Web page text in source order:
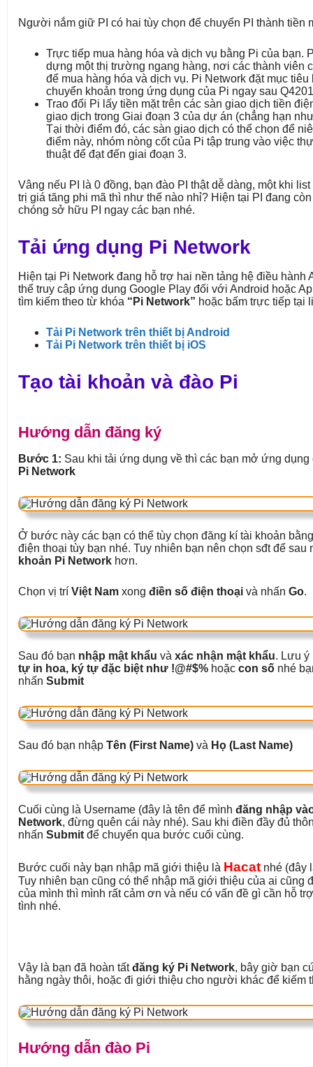
Người nắm giữ PI có hai tùy chọn để chuyển PI thành tiền
Trực tiếp mua hàng hóa và dịch vụ bằng Pi của bạn.
dựng một thị trường ngang hàng, nơi các thành viên
để mua hàng hóa và dịch vụ. Pi Network đặt mục
chuyển khoản trong ứng dụng của Pi ngay sau
Trao đổi Pi lấy tiền mặt trên các sàn giao dịch tiền
giao dịch trong Giai đoạn 3 của dự án (chẳng hạn
Tại thời điểm đó, các sàn giao dịch có thể chọn để
điểm này, nhóm nòng cốt của Pi tập trung vào việc
thuật để đạt đến giai đoạn 3.
Vâng nếu PI là 0 đồng, bạn đào PI thật dễ dàng, một khi
trị giá tăng phi mã thì như thế nào nhỉ? Hiện tại PI đang
chóng sở hữu PI ngay các bạn nhé.
Tải ứng dụng Pi Network
Hiện tại Pi Network đang hỗ trợ hai nền tảng hệ điều hành
thể truy cập ứng dụng Google Play đối với Android hoặc
tìm kiếm theo từ khóa “Pi Network” hoặc bấm trực tiếp tại
Tải Pi Network trên thiết bị Android
Tải Pi Network trên thiết bị iOS
Tạo tài khoản và đào Pi
Hướng dẫn đăng ký
Bước 1: Sau khi tải ứng dụng về thì các bạn mở ứng
Pi Network
Ở bước này các bạn có thể tùy chọn đăng kí tài khoản
điện thoại tùy bạn nhé. Tuy nhiên bạn nên chọn sđt để sau
khoản Pi Network hơn.
Chọn vị trí Việt Nam xong điền số điện thoại và nhấn Go.
Sau đó bạn nhập mật khẩu và xác nhận mật khẩu. Lưu ý
tự in hoa, ký tự đặc biệt như !@#$% hoặc con số nhé
nhấn Submit
Sau đó bạn nhập Tên (First Name) và Họ (Last Name)
Cuối cùng là Username (đây là tên để mình đăng nhập
Network, đừng quên cái này nhé). Sau khi điền đầy đủ
nhấn Submit để chuyển qua bước cuối cùng.
Bước cuối này bạn nhập mã giới thiệu là Hacat nhé (đây
Tuy nhiên bạn cũng có thể nhập mã giới thiệu của ai cũng
của mình thì mình rất cảm ơn và nếu có vấn đề gì cần hỗ
tình nhé.
Vậy là bạn đã hoàn tấtđăng ký Pi Network, bây giờ bạn
hằng ngày thôi, hoặc đi giới thiệu cho người khác để kiếm
Hướng dẫn đào Pi